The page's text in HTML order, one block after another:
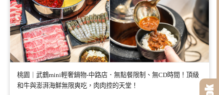
桃園｜武鶴mini輕奢鍋物-中路店．無點餐限制、無CD時間！頂級
和牛與澎湃海鮮無限爽吃，肉肉控的天堂！